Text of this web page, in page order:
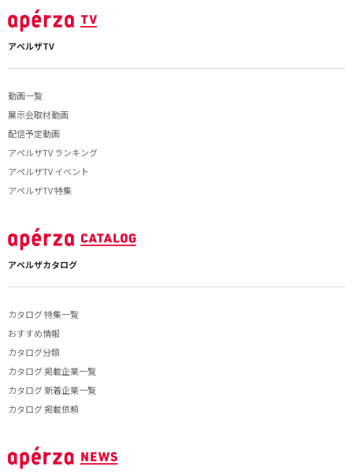
アペルザTV
動画一覧
展示会取材動画
配信予定動画
アペルザTV ランキング
アペルザTV イベント
アペルザTV 特集
アペルザカタログ
カタログ 特集一覧
おすすめ情報
カタログ分類
カタログ 掲載企業一覧
カタログ 新着企業一覧
カタログ 掲載依頼